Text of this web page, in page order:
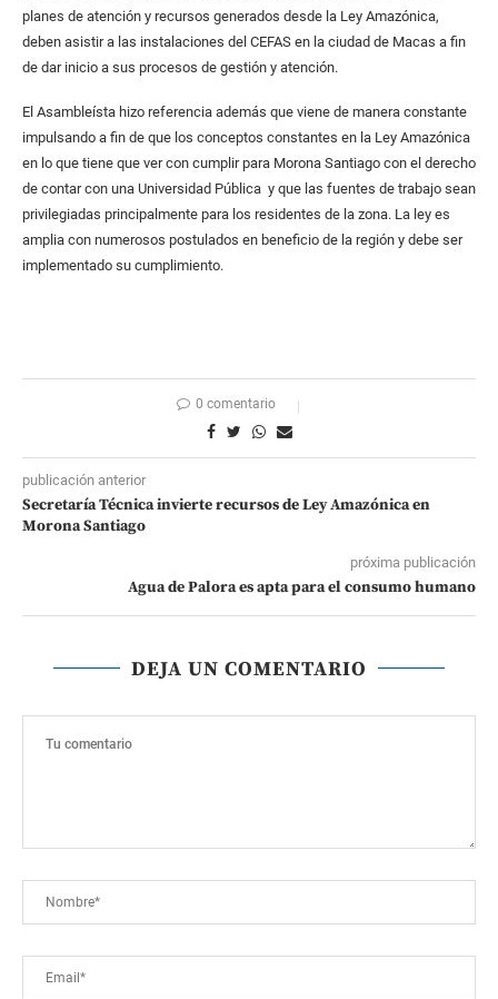
planes de atención y recursos generados desde la Ley Amazónica,
deben asistir a las instalaciones del CEFAS en la ciudad de Macas a fin
de dar inicio a sus procesos de gestión y atención.
El Asambleísta hizo referencia además que viene de manera constante
impulsando a fin de que los conceptos constantes en la Ley Amazónica
en lo que tiene que ver con cumplir para Morona Santiago con el derecho
de contar con una Universidad Pública y que las fuentes de trabajo sean
privilegiadas principalmente para los residentes de la zona. La ley es
amplia con numerosos postulados en beneficio de la región y debe ser
implementado su cumplimiento.
0 comentario
publicación anterior
Secretaría Técnica invierte recursos de Ley Amazónica en
Morona Santiago
próxima publicación
Agua de Palora es apta para el consumo humano
DEJA UN COMENTARIO